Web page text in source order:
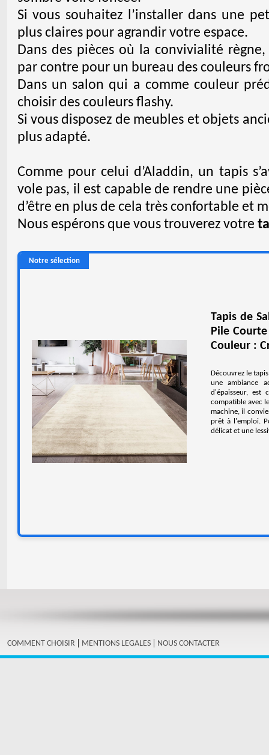
Si vous souhaitez l’installer dans une
plus claires pour agrandir votre espace.
Dans des pièces où la convivialité
par contre pour un bureau des couleurs
Dans un salon qui a comme couleur
choisir des couleurs flashy.
Si vous disposez de meubles et objets
plus adapté.
Comme pour celui d’Aladdin, un tapis
vole pas, il est capable de rendre une
d’être en plus de cela très confortable et
Nous espérons que vous trouverez votre
Notre sélection
Tapis de
Pile
Couleur :
Découvrez le
une ambiance
d'épaisseur, est
compatible avec
machine, il
prêt à l'emploi.
délicat et une
COMMENT CHOISIR | MENTIONS LEGALES | NOUS CONTACTER